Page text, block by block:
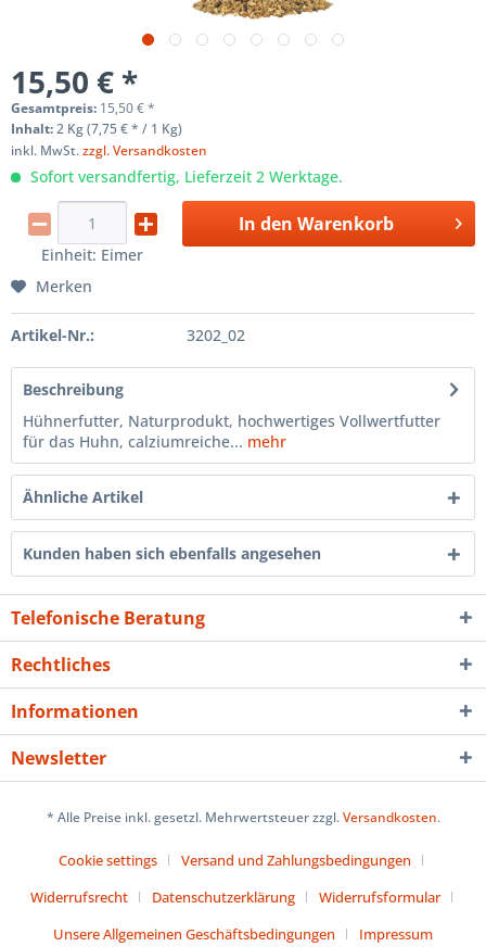
15,50 € *
Gesamtpreis: 15,50€*
Inhalt:2 Kg (7,75 € * / 1 Kg)
inkl. MwSt.zzgl. Versandkosten
Sofort versandfertig, Lieferzeit 2 Werktage.
Einheit: Eimer
In den Warenkorb
Merken
Artikel-Nr.: 3202_02
Beschreibung
Hühnerfutter, Naturprodukt, hochwertiges Vollwertfutter
für das Huhn, calziumreiche... mehr
Ähnliche Artikel
Kunden haben sich ebenfalls angesehen
Telefonische Beratung
Rechtliches
Informationen
Newsletter
* Alle Preise inkl. gesetzl. Mehrwertsteuer zzgl.Versandkosten.
Cookie settings
Versand und Zahlungsbedingungen
Widerrufsrecht
Datenschutzerklärung
Widerrufsformular
Unsere Allgemeinen Geschäftsbedingungen
Impressum